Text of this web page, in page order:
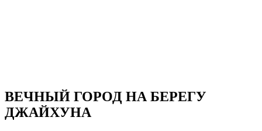
ВЕЧНЫЙ ГОРОД НА БЕРЕГУ
ДЖАЙХУНА